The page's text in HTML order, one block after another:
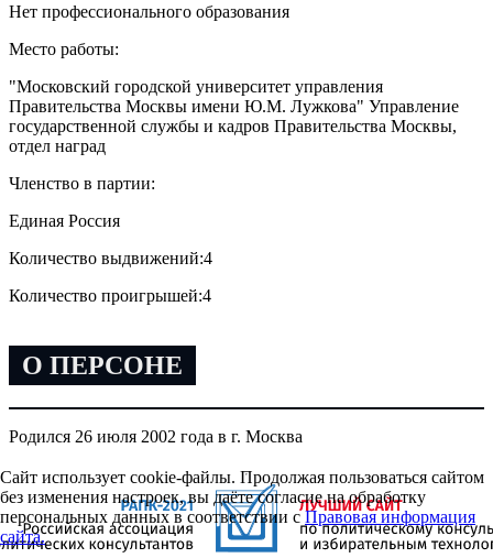
Нет профессионального образования
Место работы:
"Московский городской университет управления
Правительства Москвы имени Ю.М. Лужкова" Управление
государственной службы и кадров Правительства Москвы,
отдел наград
Членство в партии:
Единая Россия
Количество выдвижений:4
Количество проигрышей:4
О ПЕРСОНЕ
Родился 26 июля 2002 года в г. Москва
Сайт использует cookie-файлы. Продолжая пользоваться сайтом
без изменения настроек, вы даёте согласие на обработку
персональных данных в соответствии сПравовая информация
сайта.